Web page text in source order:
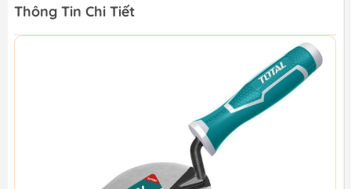
Thông Tin Chi Tiết